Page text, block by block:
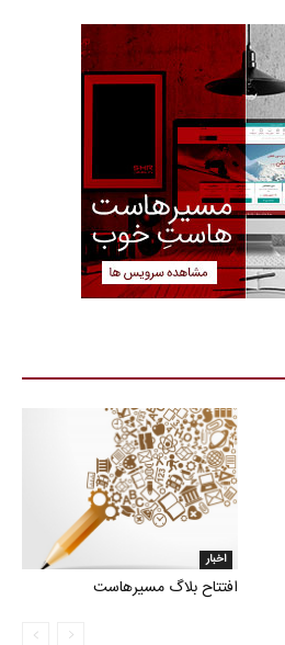
اخبار
افتتاح بلاگ مسیرهاست